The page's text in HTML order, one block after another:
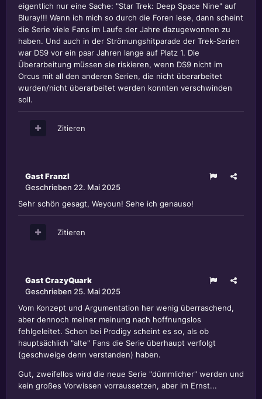
eigentlich nur eine Sache: "Star Trek: Deep Space Nine" auf
Bluray!!! Wenn ich mich so durch die Foren lese, dann scheint
die Serie viele Fans im Laufe der Jahre dazugewonnen zu
haben. Und auch in der Strömungshitparade der Trek-Serien
war DS9 vor ein paar Jahren lange auf Platz 1. Die
Überarbeitung müssen sie riskieren, wenn DS9 nicht im
Orcus mit all den anderen Serien, die nicht überarbeitet
wurden/nicht überarbeitet werden konnten verschwinden
soll.
Zitieren
Gast Franzl
Geschrieben 22. Mai 2025
Sehr schön gesagt, Weyoun! Sehe ich genauso!
Zitieren
Gast CrazyQuark
Geschrieben 25. Mai 2025
Vom Konzept und Argumentation her wenig überraschend,
aber dennoch meiner meinung nach hoffnungslos
fehlgeleitet. Schon bei Prodigy scheint es so, als ob
hauptsächlich "alte" Fans die Serie überhaupt verfolgt
(geschweige denn verstanden) haben.
Gut, zweifellos wird die neue Serie "dümmlicher" werden und
kein großes Vorwissen vorraussetzen, aber im Ernst...